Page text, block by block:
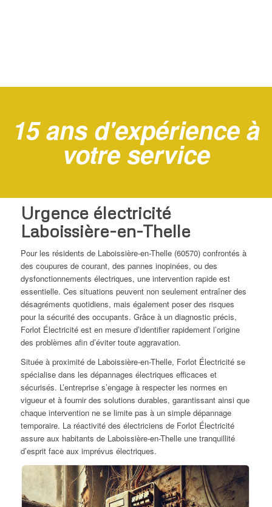
15 ans d'expérience à
votre service
Urgence électricité
Laboissière-en-Thelle
Pour les résidents de Laboissière-en-Thelle (60570) confrontés à
des coupures de courant, des pannes inopinées, ou des
dysfonctionnements électriques, une intervention rapide est
essentielle. Ces situations peuvent non seulement entraîner des
désagréments quotidiens, mais également poser des risques
pour la sécurité des occupants. Grâce à un diagnostic précis,
Forlot Électricité est en mesure d’identifier rapidement l’origine
des problèmes afin d’éviter toute aggravation.
Située à proximité de Laboissière-en-Thelle, Forlot Électricité se
spécialise dans les dépannages électriques efficaces et
sécurisés. L’entreprise s’engage à respecter les normes en
vigueur et à fournir des solutions durables, garantissant ainsi que
chaque intervention ne se limite pas à un simple dépannage
temporaire. La réactivité des électriciens de Forlot Électricité
assure aux habitants de Laboissière-en-Thelle une tranquillité
d’esprit face aux imprévus électriques.